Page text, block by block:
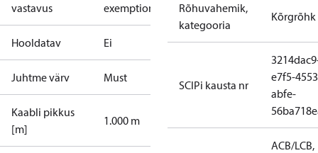
vastavus
exemptions
Hooldatav Ei
Juhtme värv Must
Kaabli pikkus
[m]
1.000 m
Rõhuvahemik,
kategooria
Kõrgrõhk
SCIPi kausta nr
e7f5-
abfe-
ACB/LCB,